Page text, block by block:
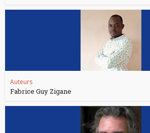
Auteurs
Fabrice Guy Zigane